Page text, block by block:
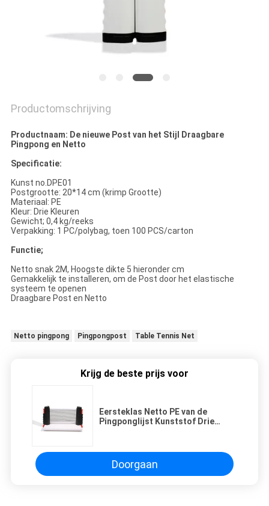
Productomschrijving
Productnaam: De nieuwe Post van het Stijl Draagbare
Pingpong en Netto
Specificatie:
Kunst no.DPE01
Postgrootte: 20*14 cm (krimp Grootte)
Materiaal: PE
Kleur: Drie Kleuren
Gewicht; 0,4 kg/reeks
Verpakking: 1 PC/polybag, toen 100 PCS/carton
Functie;
Netto snak 2M, Hoogste dikte 5 hieronder cm
Gemakkelijk te installeren, om de Post door het elastische
systeem te openen
Draagbare Post en Netto
Netto pingpong Pingpongpost Table Tennis Net
Krijg de beste prijs voor
Eersteklas Netto PE van de
Pingponglijst Kunststof Drie
Doorgaan